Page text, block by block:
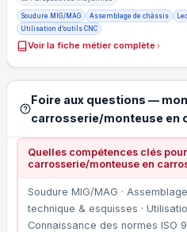
Soudure MIG/MAG Assemblage de châssis
Utilisation d’outils CNC
Voir la fiche métier complète
Foire aux questions —
carrosserie/monteuse en
Quelles compétences clés
carrosserie/monteuse en
Soudure MIG/MAG ·
technique & esquisses ·
Connaissance des normes ISO